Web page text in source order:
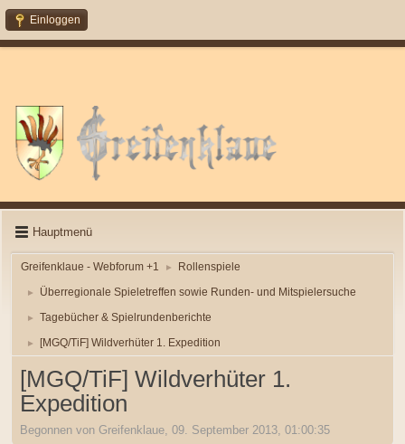
Einloggen
Hauptmenü
Greifenklaue - Webforum +1 ► Rollenspiele
► Überregionale Spieletreffen sowie Runden- und Mitspielersuche
► Tagebücher & Spielrundenberichte
► [MGQ/TiF] Wildverhüter 1. Expedition
[MGQ/TiF] Wildverhüter 1.
Expedition
Begonnen von Greifenklaue, 09. September 2013, 01:00:35